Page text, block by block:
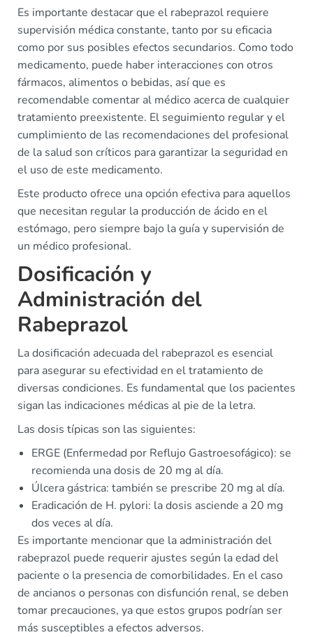
Es importante destacar que el rabeprazol requiere
supervisión médica constante, tanto por su eficacia
como por sus posibles efectos secundarios. Como todo
medicamento, puede haber interacciones con otros
fármacos, alimentos o bebidas, así que es
recomendable comentar al médico acerca de cualquier
tratamiento preexistente. El seguimiento regular y el
cumplimiento de las recomendaciones del profesional
de la salud son críticos para garantizar la seguridad en
el uso de este medicamento.
Este producto ofrece una opción efectiva para aquellos
que necesitan regular la producción de ácido en el
estómago, pero siempre bajo la guía y supervisión de
un médico profesional.
Dosificación y
Administración del
Rabeprazol
La dosificación adecuada del rabeprazol es esencial
para asegurar su efectividad en el tratamiento de
diversas condiciones. Es fundamental que los pacientes
sigan las indicaciones médicas al pie de la letra.
Las dosis típicas son las siguientes:
ERGE (Enfermedad por Reflujo Gastroesofágico): se
recomienda una dosis de 20 mg al día.
Úlcera gástrica: también se prescribe 20 mg al día.
Eradicación de H. pylori: la dosis asciende a 20 mg
dos veces al día.
Es importante mencionar que la administración del
rabeprazol puede requerir ajustes según la edad del
paciente o la presencia de comorbilidades. En el caso
de ancianos o personas con disfunción renal, se deben
tomar precauciones, ya que estos grupos podrían ser
más susceptibles a efectos adversos.